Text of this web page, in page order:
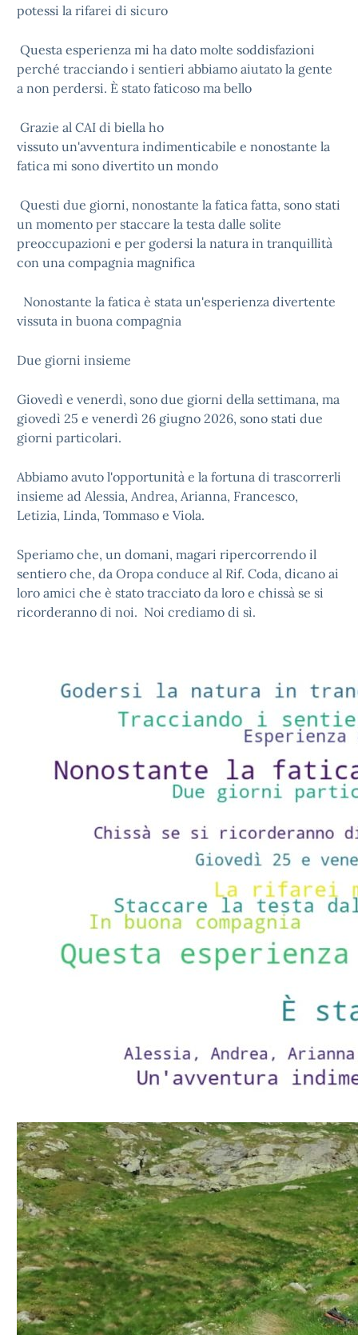
potessi la rifarei di sicuro
Questa esperienza mi ha dato molte soddisfazioni
perché tracciando i sentieri abbiamo aiutato la gente
a non perdersi. È stato faticoso ma bello
Grazie al CAI di biella ho
vissuto un'avventura indimenticabile e nonostante la
fatica mi sono divertito un mondo
Questi due giorni, nonostante la fatica fatta, sono stati
un momento per staccare la testa dalle solite
preoccupazioni e per godersi la natura in tranquillità
con una compagnia magnifica
Nonostante la fatica è stata un'esperienza divertente
vissuta in buona compagnia
Due giorni insieme
Giovedì e venerdì, sono due giorni della settimana, ma
giovedì 25 e venerdì 26 giugno 2026, sono stati due
giorni particolari.
Abbiamo avuto l'opportunità e la fortuna di trascorrerli
insieme ad Alessia, Andrea, Arianna, Francesco,
Letizia, Linda, Tommaso e Viola.
Speriamo che, un domani, magari ripercorrendo il
sentiero che, da Oropa conduce al Rif. Coda, dicano ai
loro amici che è stato tracciato da loro e chissà se si
ricorderanno di noi. Noi crediamo di sì.